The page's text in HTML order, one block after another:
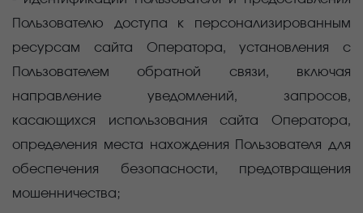
Пользователю доступа к персонализированным
ресурсам сайта Оператора, установления с
Пользователем обратной связи, включая
направление уведомлений, запросов,
касающихся использования сайта Оператора,
определения места нахождения Пользователя для
обеспечения безопасности, предотвращения
мошенничества;